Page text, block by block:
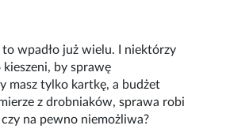
to wpadło już wielu. I niektórzy
kieszeni, by sprawę
masz tylko kartkę, a budżet
z drobniaków, sprawa robi
na pewno niemożliwa?